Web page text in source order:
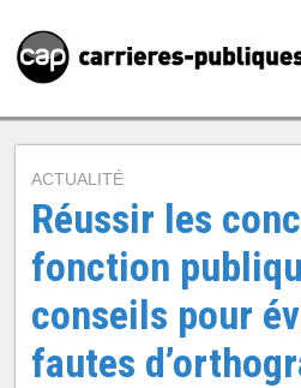
ACTUALITÉ
Réussir les
fonction
conseils pour
fautes